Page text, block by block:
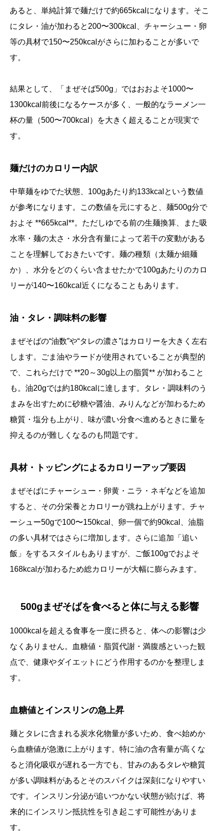
あると、単純計算で麺だけで約665kcalになります。そこ
にタレ・油が加わると200〜300kcal、チャーシュー・卵
等の具材で150〜250kcalがさらに加わることが多いで
す。
結果として、「まぜそば500g」ではおおよそ1000〜
1300kcal前後になるケースが多く、一般的なラーメン一
杯の量（500〜700kcal）を大きく超えることが現実で
す。
麺だけのカロリー内訳
中華麺をゆでた状態、100gあたり約133kcalという数値
が参考になります。この数値を元にすると、麺500g分で
およそ **665kcal**。ただしゆでる前の生麺換算、また吸
水率・麺の太さ・水分含有量によって若干の変動がある
ことを理解しておきたいです。麺の種類（太麺か細麺
か）、水分をどのくらい含ませたかで100gあたりのカロ
リーが140〜160kcal近くになることもあります。
油・タレ・調味料の影響
まぜそばの“油数”や“タレの濃さ”はカロリーを大きく左右
します。ごま油やラードが使用されていることが典型的
で、これらだけで **20～30g以上の脂質** が加わること
も。油20gでは約180kcalに達します。タレ・調味料のう
まみを出すために砂糖や醤油、みりんなどが加わるため
糖質・塩分も上がり、味が濃い分食べ進めるときに量を
抑えるのが難しくなるのも問題です。
具材・トッピングによるカロリーアップ要因
まぜそばにチャーシュー・卵黄・ニラ・ネギなどを追加
すると、その分栄養とカロリーが跳ね上がります。チャ
ーシュー50gで100〜150kcal、卵一個で約90kcal、油脂
の多い具材ではさらに増加します。さらに追加「追い
飯」をするスタイルもありますが、ご飯100gでおよそ
168kcalが加わるため総カロリーが大幅に膨らみます。
500gまぜそばを食べると体に与える影響
1000kcalを超える食事を一度に摂ると、体への影響は少
なくありません。血糖値・脂質代謝・満腹感といった観
点で、健康やダイエットにどう作用するのかを整理しま
す。
血糖値とインスリンの急上昇
麺とタレに含まれる炭水化物量が多いため、食べ始めか
ら血糖値が急激に上がります。特に油の含有量が高くな
ると消化吸収が遅れる一方でも、甘みのあるタレや糖質
が多い調味料があるとそのスパイクは深刻になりやすい
です。インスリン分泌が追いつかない状態が続けば、将
来的にインスリン抵抗性を引き起こす可能性がありま
す。